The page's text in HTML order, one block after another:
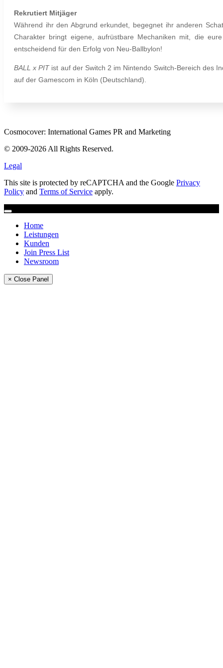
Rekrutiert Mitjäger
Während ihr den Abgrund erkundet, begegnet ihr anderen
Charakter bringt eigene, aufrüstbare Mechaniken mit, die
entscheidend für den Erfolg von Neu-Ballbylon!
BALL x PITist auf der Switch 2 im Nintendo Switch-Bereich des
auf der Gamescom in Köln (Deutschland).
Cosmocover: International Games PR and Marketing
© 2009-2026 All Rights Reserved.
Legal
This site is protected by reCAPTCHA and the Google Privacy
Policy and Terms of Service apply.
Home
Leistungen
Kunden
Join Press List
Newsroom
× Close Panel